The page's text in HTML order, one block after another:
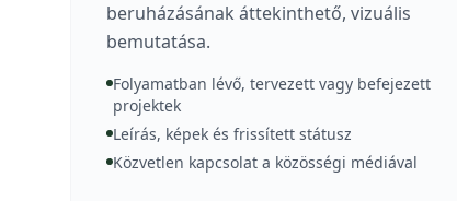
beruházásának áttekinthető, vizuális
bemutatása.
Folyamatban lévő, tervezett vagy befejezett
projektek
Leírás, képek és frissített státusz
Közvetlen kapcsolat a közösségi médiával